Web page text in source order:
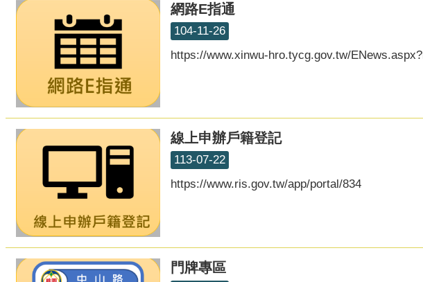
網路E指通
104-11-26
https://www.xinwu-hro.tycg.gov.tw/
線上申辦戶籍登記
113-07-22
https://www.ris.gov.tw/app/portal/834
門牌專區